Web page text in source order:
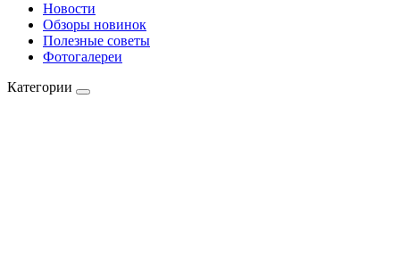
Новости
Обзоры новинок
Полезные советы
Фотогалереи
Категории